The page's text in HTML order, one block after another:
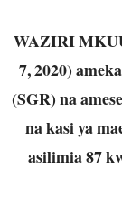
WAZIRI
7, 2020)
(SGR) na
na kasi ya
asilimia 87